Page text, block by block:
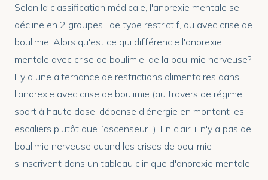
Selon la classification médicale, l'anorexie mentale se
décline en 2 groupes : de type restrictif, ou avec crise de
boulimie. Alors qu'est ce qui différencie l'anorexie
mentale avec crise de boulimie, de la boulimie nerveuse?
Il y a une alternance de restrictions alimentaires dans
l'anorexie avec crise de boulimie (au travers de régime,
sport à haute dose, dépense d'énergie en montant les
escaliers plutôt que l’ascenseur...). En clair, il n'y a pas de
boulimie nerveuse quand les crises de boulimie
s'inscrivent dans un tableau clinique d'anorexie mentale.